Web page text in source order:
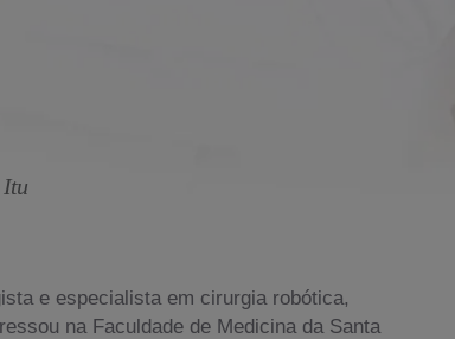
Itu
e especialista em cirurgia robótica,
na Faculdade de Medicina da Santa